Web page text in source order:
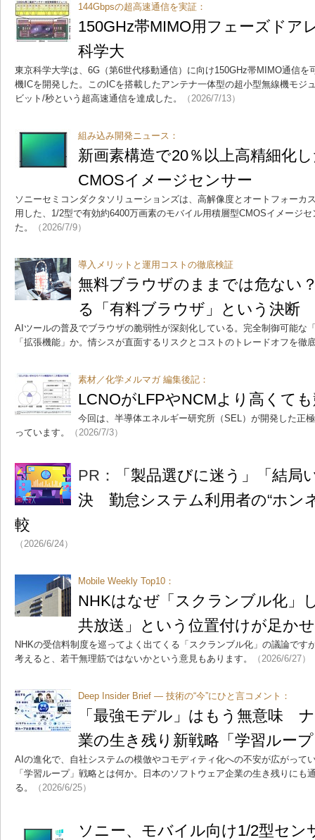
144Gbpsの超高速通信を実証：
150GHz帯MIMO用フェーズドア
科学大
東京科学大学は、6G（第6世代移動通信）に向け150GHz帯MIMO通信を
機ICを開発した。このICを搭載したアンテナ一体型の超小型無線機モジ
ビット/秒という超高速通信を達成した。
（2026/7/13）
組み込み開発ニュース：
新画素構造で20％以上高精細化
CMOSイメージセンサー
ソニーセミコンダクタソリューションズは、高解像度とオートフォーカ
用した、1/2型で有効約6400万画素のモバイル用積層型CMOSイメージ
た。
（2026/7/9）
導入メリットと運用コストの徹底検証
無料ブラウザのままでは危ない
る「有料ブラウザ」という決断
AIツールの普及でブラウザの脆弱性が深刻化している。完全制御可能な
「拡張機能」か。情シスが直面するリスクとコストのトレードオフを徹
素材／化学メルマガ 編集後記：
LCNOがLFPやNCMより高くて
今回は、半導体エネルギー研究所（SEL）が開発した正
っています。
（2026/7/3）
PR：
「製品選びに迷う」「結局
決 勤怠システム利用者の“ホン
較
（2026/6/24）
Mobile Weekly Top10：
NHKはなぜ「スクランブル化
共放送」という位置付けが足か
NHKの受信料制度を巡ってよく出てくる「スクランブル化」の議論です
考えると、若干無理筋ではないかという意見もあります。
（2026/6/27）
Deep Insider Brief ― 技術の“今”にひと言コメント：
「最強モデル」はもう無意味
業の生き残り新戦略「学習ルー
AIの進化で、自社システムの模倣やコモディティ化への不安が広がって
「学習ループ」戦略とは何か。日本のソフトウェア企業の生き残りにも
る。
（2026/6/25）
ソニー、モバイル向け1/2型セン